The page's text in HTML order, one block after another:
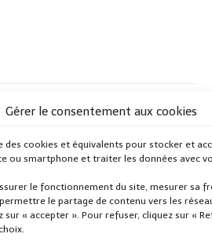
Gérer le consentement aux cookies
des cookies et équivalents pour stocker et
ou smartphone et traiter les données avec
le fonctionnement du site, mesurer sa
le partage de contenu vers les
« accepter ». Pour refuser, cliquez sur «
Article Suivant
rentrée
Uncategorized